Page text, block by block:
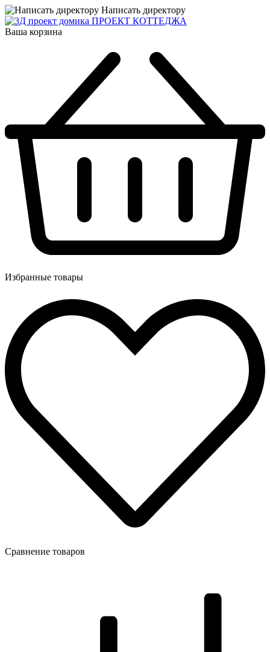
Написать директору
ПРОЕКТ КОТТЕДЖА
Ваша корзина
Избранные товары
Сравнение товаров